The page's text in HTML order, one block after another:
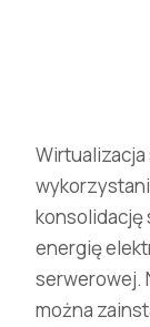
konsolidację
energię
serwerowej.
można